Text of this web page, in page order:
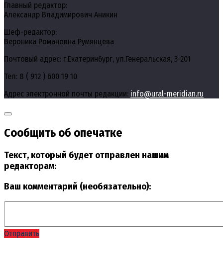
Главный редактор:
Александр Владимирович Аникин
Шеф-редактор:
Вероника Романовна Румянцева
Почтовый адрес: г.Екатеринбург, ул.Генеральская, 3-201
Тел: 8 ( 912 ) 600 19 10
Адрес электронной почты редакции: info@ural-meridian.ru
Сообщить об опечатке
Текст, который будет отправлен нашим
редакторам:
Ваш комментарий (необязательно):
Отправить